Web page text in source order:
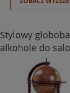
Stylowy
alkohole do